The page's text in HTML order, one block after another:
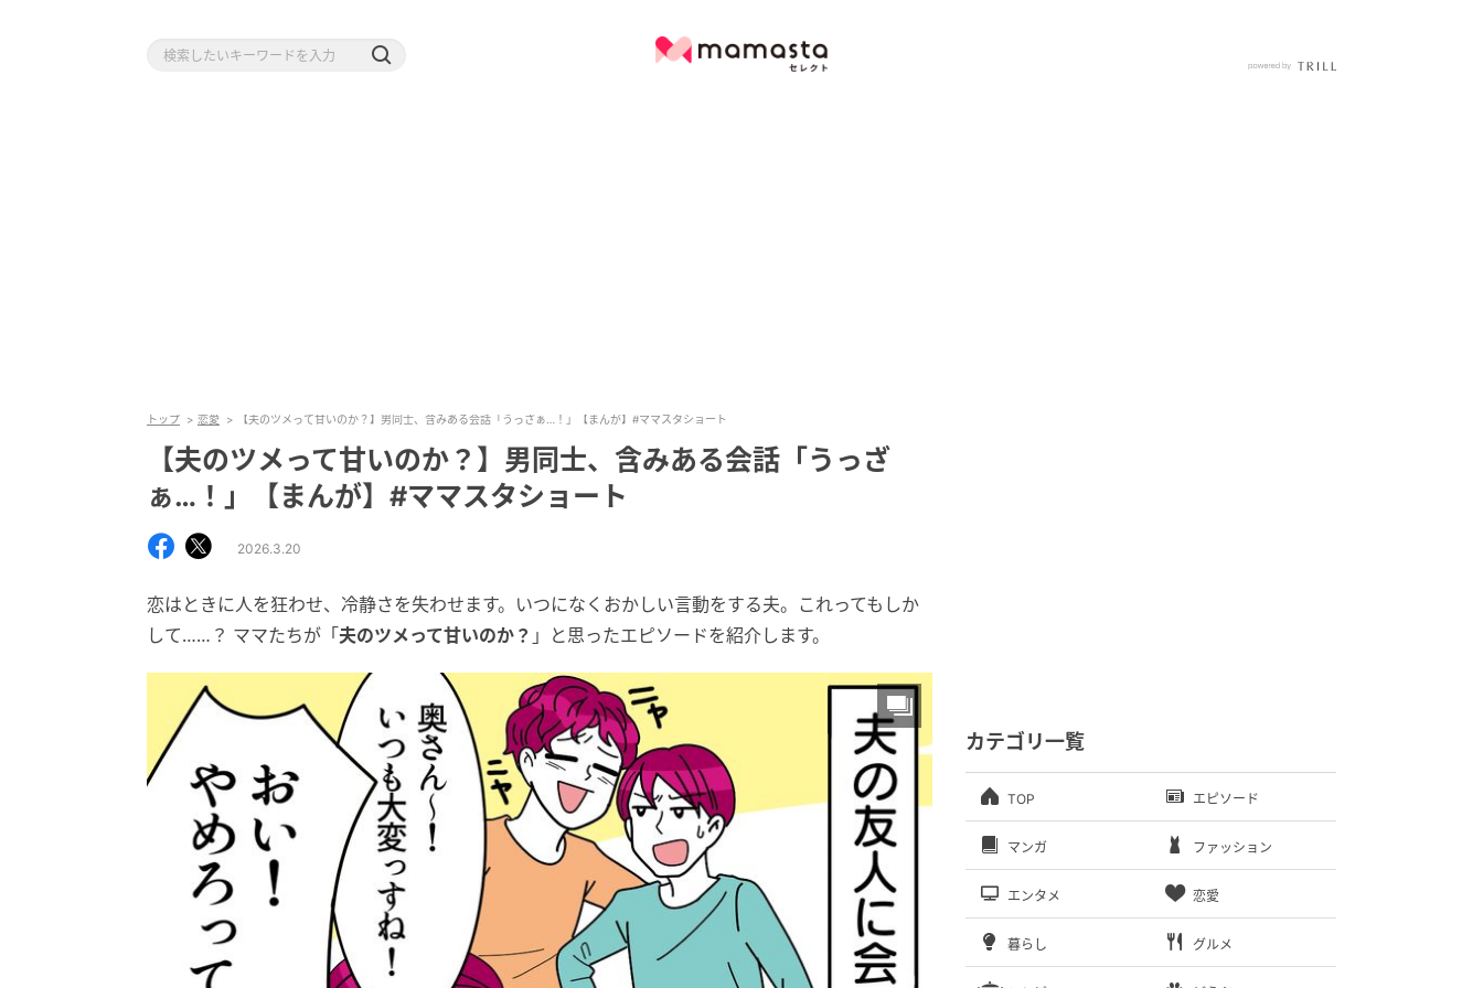
トップ 恋愛 【夫のツメって甘いのか？】男同士、含みある会話「うっざぁ…！」【まんが】#ママスタショート
【夫のツメって甘いのか？】男同士、含みある会話「うっざ
ぁ…！」【まんが】#ママスタショート
2026.3.20
恋はときに人を狂わせ、冷静さを失わせます。いつになくおかしい言動をする夫。これってもしか
して……？ ママたちが「夫のツメって甘いのか？ 」と思ったエピソードを紹介します。
カテゴリ一覧
TOP エピソード
マンガ ファッション
エンタメ 恋愛
暮らし グルメ